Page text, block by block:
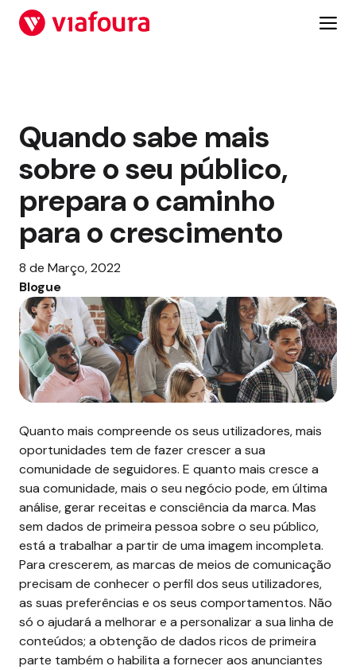
Salta
para
Quando sabe mais
sobre o seu público,
prepara o caminho
para o crescimento
8 de Março, 2022
Blogue
Quanto mais compreende os seus utilizadores, mais
oportunidades tem de fazer crescer a sua
comunidade de seguidores. E quanto mais cresce a
sua comunidade, mais o seu negócio pode, em última
análise, gerar receitas e consciência da marca. Mas
sem dados de primeira pessoa sobre o seu público,
está a trabalhar a partir de uma imagem incompleta.
Para crescerem, as marcas de meios de comunicação
precisam de conhecer o perfil dos seus utilizadores,
as suas preferências e os seus comportamentos. Não
só o ajudará a melhorar e a personalizar a sua linha de
conteúdos; a obtenção de dados ricos de primeira
parte também o habilita a fornecer aos anunciantes